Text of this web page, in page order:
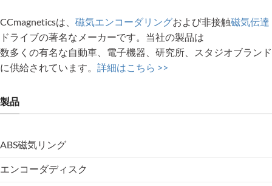
CCmagneticsは、 磁気エンコーダリングおよび非接触磁気伝達
ドライブの著名なメーカーです。当社の製品は
数多くの有名な自動車、電子機器、研究所、スタジオブランド
に供給されています。 詳細はこちら >>
製品
ABS磁気リング
エンコーダディスク